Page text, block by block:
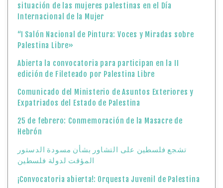
situación de las mujeres palestinas en el Día
Internacional de la Mujer
“I Salón Nacional de Pintura: Voces y Miradas sobre
Palestina Libre»
Abierta la convocatoria para participan en la II
edición de Fileteado por Palestina Libre
Comunicado del Ministerio de Asuntos Exteriores y
Expatriados del Estado de Palestina
25 de febrero: Conmemoración de la Masacre de
Hebrón
تشجع فلسطين على التشاور بشأن مسودة الدستور
المؤقت لدولة فلسطين
¡Convocatoria abierta!: Orquesta Juvenil de Palestina